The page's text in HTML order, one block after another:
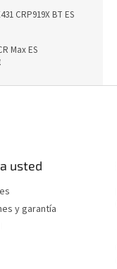
CRP919X BT ES
Max ES
usted
y garantía